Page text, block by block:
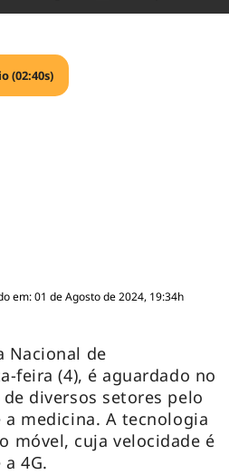
(02:40s)
em: 01 de Agosto de 2024, 19:34h
Nacional de
feira (4), é aguardado no
diversos setores pelo
a medicina. A tecnologia
móvel, cuja velocidade é
4G.